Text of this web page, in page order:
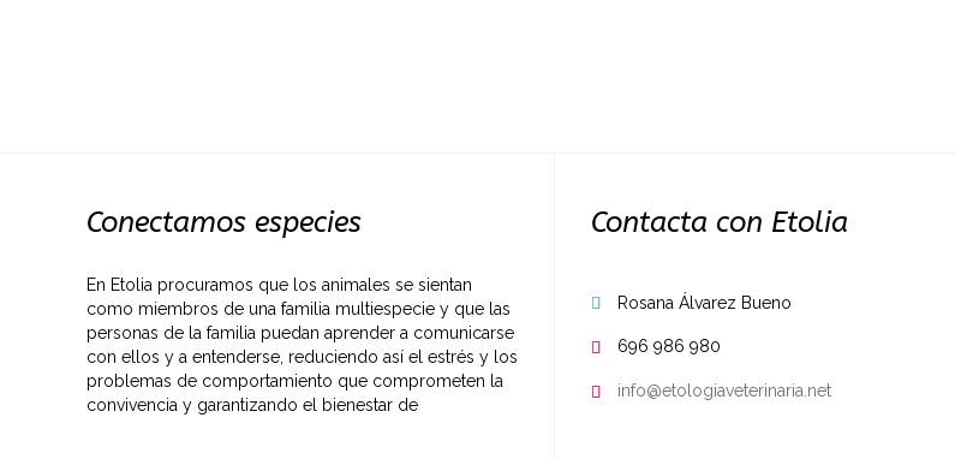
Conectamos especies
En Etolia procuramos que los animales se sientan
como miembros de una familia multiespecie y que las
personas de la familia puedan aprender a comunicarse
con ellos y a entenderse, reduciendo así el estrés y los
problemas de comportamiento que comprometen la
convivencia y garantizando el bienestar de
Contacta con Etolia
 Rosana Álvarez Bueno
 696 986 980
 info@etologiaveterinaria.net